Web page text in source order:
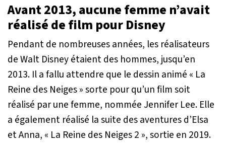
Avant 2013, aucune femme n’avait
réalisé de film pour Disney
Pendant de nombreuses années, les réalisateurs
de Walt Disney étaient des hommes, jusqu’en
2013. Il a fallu attendre que le dessin animé « La
Reine des Neiges » sorte pour qu’un film soit
réalisé par une femme, nommée Jennifer Lee. Elle
a également réalisé la suite des aventures d’Elsa
et Anna, « La Reine des Neiges 2 », sortie en 2019.